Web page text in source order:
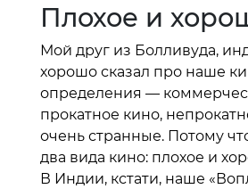
Плохое и
Мой друг из Болливуда,
хорошо сказал про наше
определения —
прокатное кино,
очень странные. Потому
два вида кино: плохое и
В Индии, кстати, наше